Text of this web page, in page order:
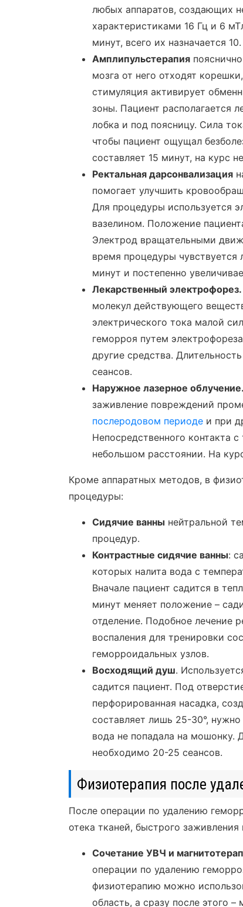
любых аппаратов, создающих
характеристиками 16 Гц и 6
минут, всего их назначается 10.
Амплипульстерапия
мозга от него отходят
стимуляция активирует
зоны. Пациент располагается
лобка и под поясницу. Сила
чтобы пациент ощущал
составляет 15 минут, на курс
Ректальная дарсонвализация
помогает улучшить
Для процедуры используется
вазелином. Положение
Электрод вращательными
время процедуры чувствуется
минут и постепенно
Лекарственный электрофорез.
молекул действующего
электрического тока малой
геморроя путем
другие средства.
сеансов.
Наружное лазерное облучение.
заживление повреждений
послеродовом периоде и при
Непосредственного контакта
небольшом расстоянии. На
Кроме аппаратных методов, в
процедуры:
Сидячие ванны нейтральной
процедур.
Контрастные сидячие ванны:
которых налита вода с
Вначале пациент садится в
минут меняет положение –
отделение. Подобное лечение
воспаления для тренировки
геморроидальных узлов.
Восходящий душ.
садится пациент. Под
перфорированная насадка,
составляет лишь 25-30°,
вода не попадала на мошонку.
необходимо 20-25 сеансов.
Физиотерапия после
После операции по удалению
отека тканей, быстрого
Сочетание УВЧ и
операции по удалению
физиотерапию можно
область, а сразу после этого